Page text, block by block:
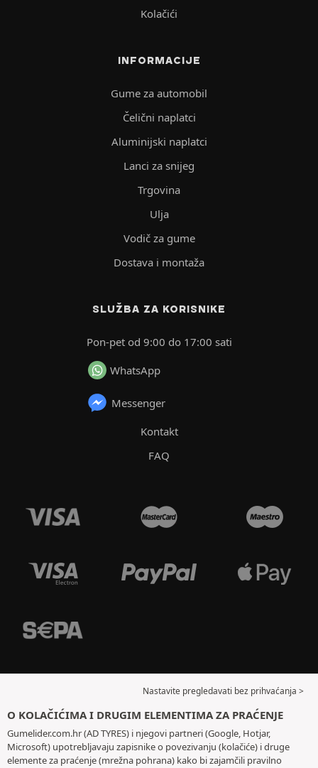
Kolačići
INFORMACIJE
Gume za automobil
Čelični naplatci
Aluminijski naplatci
Lanci za snijeg
Trgovina
Ulja
Vodič za gume
Dostava i montaža
SLUŽBA ZA KORISNIKE
Pon-pet od 9:00 do 17:00 sati
WhatsApp
Messenger
Kontakt
FAQ
Nastavite pregledavati bez prihvaćanja >
O KOLAČIĆIMA I DRUGIM ELEMENTIMA ZA PRAĆENJE
Gumelider.com.hr (AD TYRES) i njegovi partneri (Google, Hotjar,
Microsoft) upotrebljavaju zapisnike o povezivanju (kolačiće) i druge
elemente za praćenje (mrežna pohrana) kako bi zajamčili pravilno